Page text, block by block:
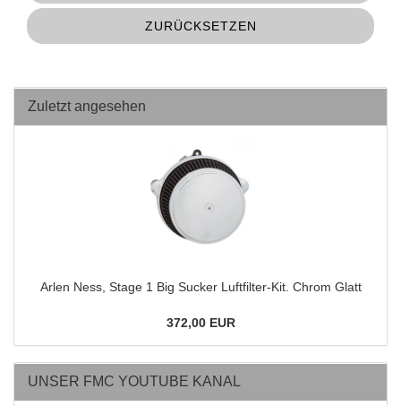
ZURÜCKSETZEN
Zuletzt angesehen
Arlen Ness, Stage 1 Big Sucker Luftfilter-Kit. Chrom Glatt
372,00 EUR
UNSER FMC YOUTUBE KANAL